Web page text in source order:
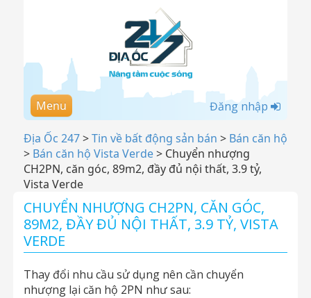
Menu Đăng nhập
Địa Ốc 247>Tin về bất động sản bán > Bán căn hộ
> Bán căn hộ Vista Verde> Chuyển nhượng
CH2PN, căn góc, 89m2, đầy đủ nội thất, 3.9 tỷ,
Vista Verde
CHUYỂN NHƯỢNG CH2PN, CĂN GÓC,
89M2, ĐẦY ĐỦ NỘI THẤT, 3.9 TỶ, VISTA
VERDE
Thay đổi nhu cầu sử dụng nên cần chuyển
nhượng lại căn hộ 2PN như sau: